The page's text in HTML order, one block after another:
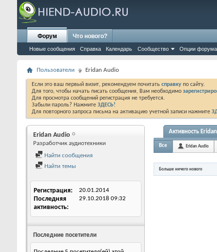
Форум
Новые сообщения Справка Календарь Сообщество Опции форума
Что нового?
Пользователи Eridan Audio
Если это ваш первый визит, рекомендуем почитать справку по сайту.
Для того, чтобы начать писать сообщения, Вам необходимо
Для просмотра сообщений регистрация не требуется.
Забыли пароль? Нажмите ЗДЕСЬ!
Для повторного запроса письма на активацию учетной записи нажмите
Eridan Audio
Разработчик аудиотехники
Найти сообщения
Найти темы
Регистрация 20.01.2014
Последняя
активность
29.10.2018 09:32
Последние посетители
Активность
Все Eridan Audio
Больше ничего нового